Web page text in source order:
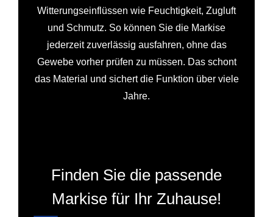
Witterungseinflüssen wie Feuchtigkeit, Zugluft
und Schmutz. So können Sie die Markise
jederzeit zuverlässig ausfahren, ohne das
Gewebe vorher prüfen zu müssen. Das schont
das Material und sichert die Funktion über viele
Jahre.
Finden Sie die passende
Markise für Ihr Zuhause!